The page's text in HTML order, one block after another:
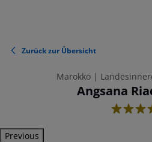
Zurück zur Übersicht
Marokko |
Angsana
4
Previous